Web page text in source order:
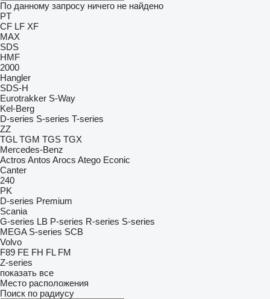
По данному запросу ничего не найдено
PT
CF LF XF
MAX
SDS
HMF
2000
Hangler
SDS-H
Eurotrakker S-Way
Kel-Berg
D-series S-series T-series
ZZ
TGL TGM TGS TGX
Mercedes-Benz
Actros Antos Arocs Atego Econic
Canter
240
PK
D-series Premium
Scania
G-series LB P-series R-series S-series
MEGA S-series SCB
Volvo
F89 FE FH FL FM
Z-series
показать все
Место расположения
Поиск по радиусу